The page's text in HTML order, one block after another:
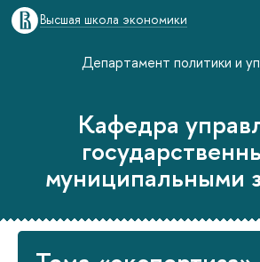
Высшая школа экономики
Департамент политики и
Кафедра
муниципальными